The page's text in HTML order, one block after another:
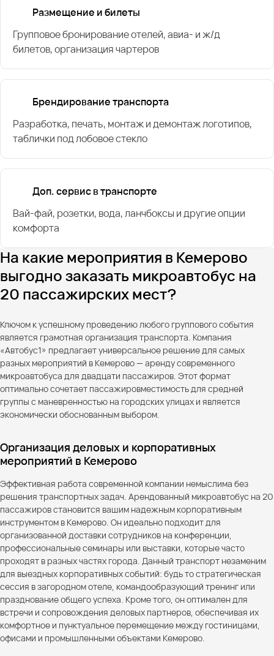
Размещение и билеты
Групповое бронирование отелей, авиа- и ж/д
билетов, организация чартеров
Брендирование транспорта
Разработка, печать, монтаж и демонтаж логотипов,
таблички под лобовое стекло
Доп. сервис в транспорте
Вай-фай, розетки, вода, ланчбоксы и другие опции
комфорта
На какие мероприятия в Кемерово
выгодно заказать микроавтобус на
20 пассажирских мест?
Ключом к успешному проведению любого группового события
является грамотная организация транспорта. Компания
«Автобус1» предлагает универсальное решение для самых
разных мероприятий в Кемерово — аренду современного
микроавтобуса для двадцати пассажиров. Этот формат
оптимально сочетает пассажировместимость для средней
группы с маневренностью на городских улицах и является
экономически обоснованным выбором.
Организация деловых и корпоративных
мероприятий в Кемерово
Эффективная работа современной компании немыслима без
решения транспортных задач. Арендованный микроавтобус на 20
пассажиров становится вашим надежным корпоративным
инструментом в Кемерово. Он идеально подходит для
организованной доставки сотрудников на конференции,
профессиональные семинары или выставки, которые часто
проходят в разных частях города. Данный транспорт незаменим
для выездных корпоративных событий: будь то стратегическая
сессия в загородном отеле, командообразующий тренинг или
празднование общего успеха. Кроме того, он оптимален для
встречи и сопровождения деловых партнеров, обеспечивая их
комфортное и пунктуальное перемещение между гостиницами,
офисами и промышленными объектами Кемерово.